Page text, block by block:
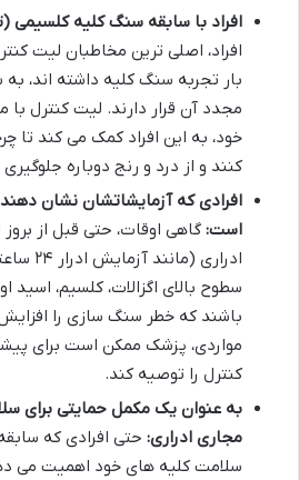
افراد با سابقه سنگ کلیه کلسیمی
افراد، اصلی ترین مخاطبان لیت
بار تجربه سنگ کلیه داشته اند،
مجدد آن قرار دارند. لیت کنترل با
خود، به این افراد کمک می کند تا
کنند و از درد و رنج دوباره جلوگیری
افرادی که آزمایشاتشان نشان
است: گاهی اوقات، حتی قبل از
ادراری
باشند که خطر سنگ سازی را
مواردی، پزشک ممکن است برای
کنترل را توصیه کند.
به عنوان یک مکمل حمایتی برای
مجاری ادراری: حتی افرادی که
سلامت کلیه های خود اهمیت می